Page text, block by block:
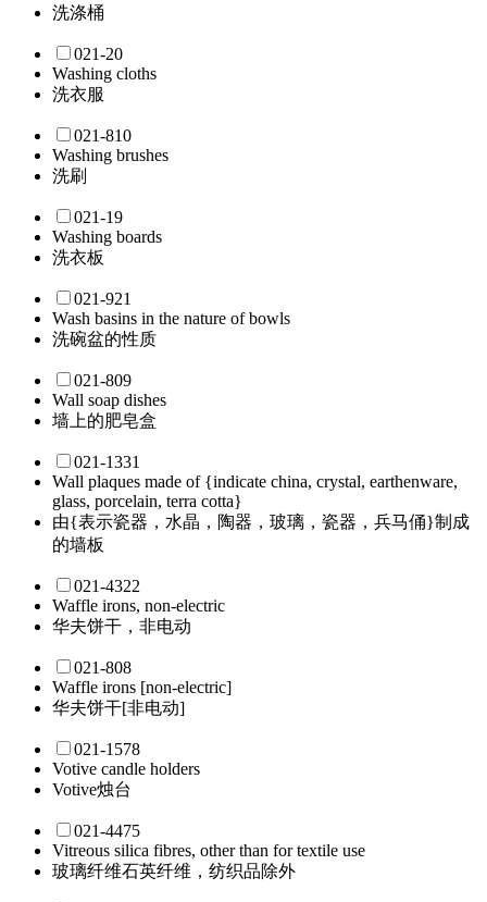
洗涤桶
021-20
Washing cloths
洗衣服
021-810
Washing brushes
洗刷
021-19
Washing boards
洗衣板
021-921
Wash basins in the nature of bowls
洗碗盆的性质
021-809
Wall soap dishes
墙上的肥皂盒
021-1331
Wall plaques made of {indicate china, crystal, earthenware,
glass, porcelain, terra cotta}
由{表示瓷器，水晶，陶器，玻璃，瓷器，兵马俑}制成
的墙板
021-4322
Waffle irons, non-electric
华夫饼干，非电动
021-808
Waffle irons [non-electric]
华夫饼干[非电动]
021-1578
Votive candle holders
Votive烛台
021-4475
Vitreous silica fibres, other than for textile use
玻璃纤维石英纤维，纺织品除外